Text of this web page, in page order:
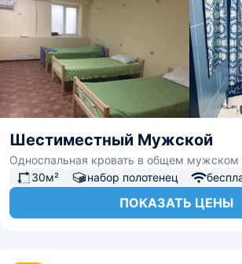
Шестиместный Мужской
Односпальная кровать в общем
30м²
набор полотенец
ПОКАЗАТЬ ЦЕНЫ